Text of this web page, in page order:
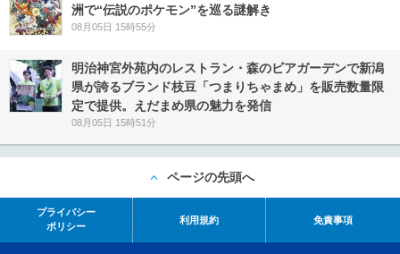
洲で“伝説のポケモン”を巡る謎解き
08月05日 15時55分
明治神宮外苑内のレストラン・森のビアガーデンで新潟
県が誇るブランド枝豆「つまりちゃまめ」を販売数量限
定で提供。えだまめ県の魅力を発信
08月05日 15時51分
ページの先頭へ
プライバシー
ポリシー
利用規約 免責事項